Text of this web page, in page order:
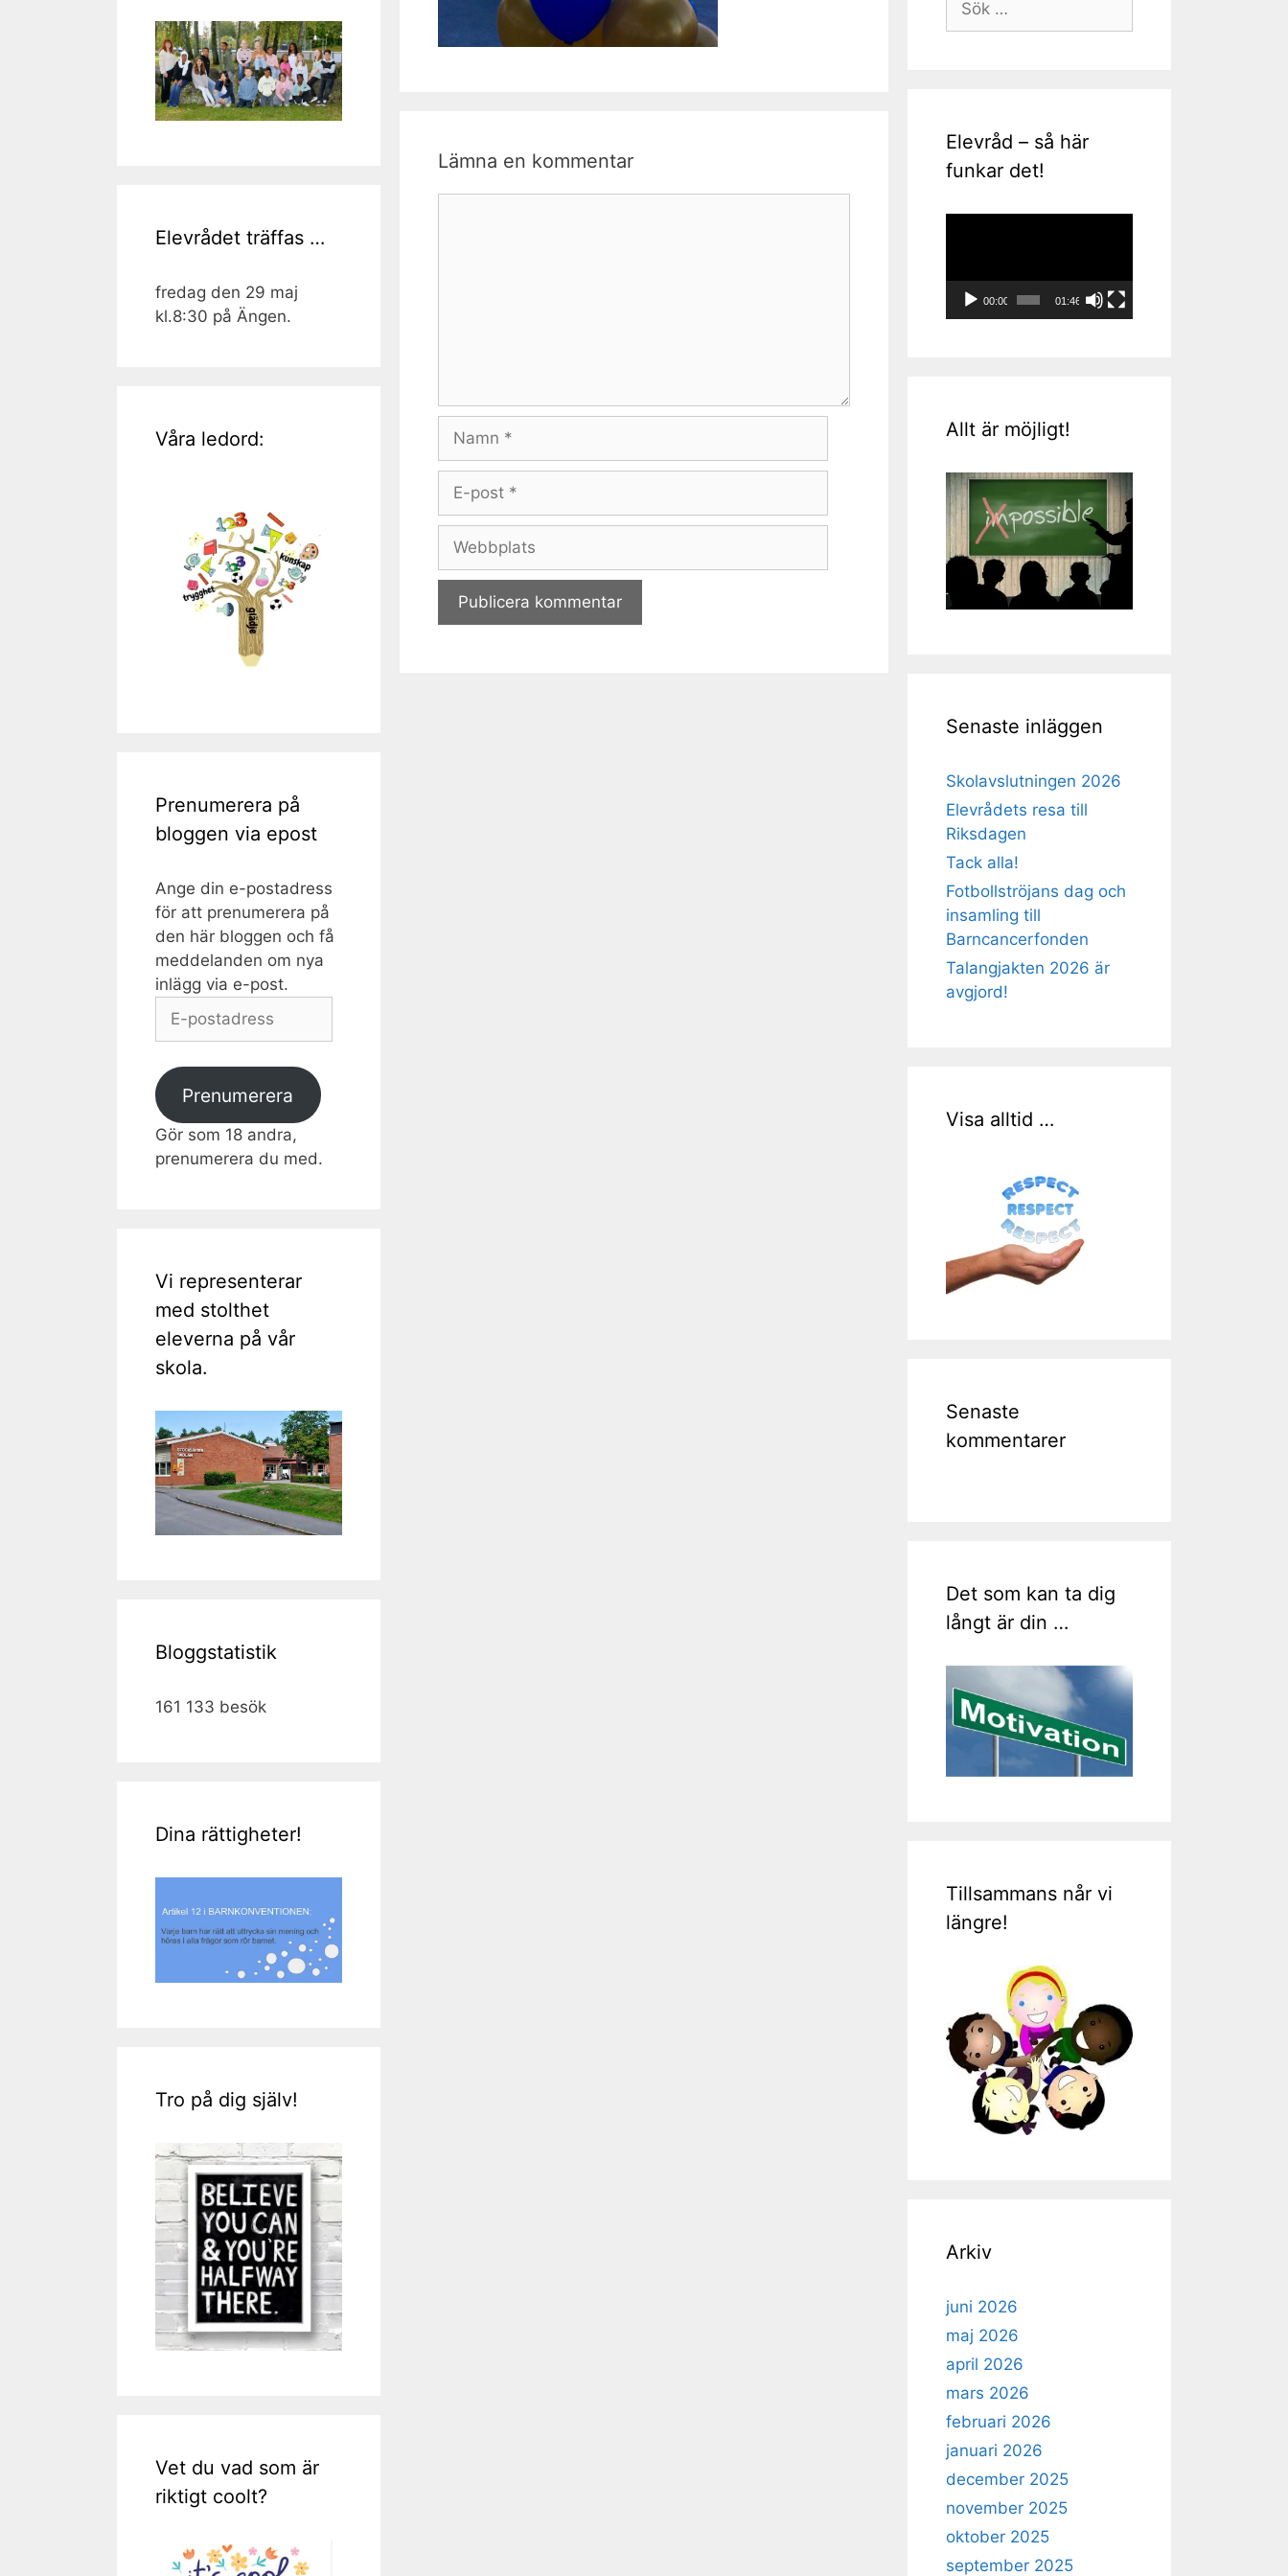
Lämna en kommentar
Namn
Webbplats
Elevrådet träffas …
fredag den 29 maj
kl.8:30 på Ängen.
Våra ledord:
Prenumerera på
bloggen via epost
Ange din e-postadress
för att prenumerera på
den här bloggen och få
meddelanden om nya
inlägg via e-post.
postadress
Prenumerera
Gör som 18 andra,
prenumerera du med.
Vi representerar
med stolthet
eleverna på vår
skola.
Bloggstatistik
161 133 besök
Dina rättigheter!
Tro på dig själv!
Vet du vad som är
riktigt coolt?
efter:
Elevråd – så här
funkar det!
00:00 01:46
Allt är möjligt!
Senaste inläggen
Skolavslutningen 2026
Elevrådets resa till
Riksdagen
Tack alla!
Fotbollströjans dag och
insamling till
Barncancerfonden
Talangjakten 2026 är
avgjord!
Visa alltid …
Senaste
kommentarer
Det som kan ta dig
långt är din …
Tillsammans når vi
längre!
Arkiv
juni 2026
maj 2026
april 2026
mars 2026
februari 2026
januari 2026
december 2025
november 2025
oktober 2025
september 2025